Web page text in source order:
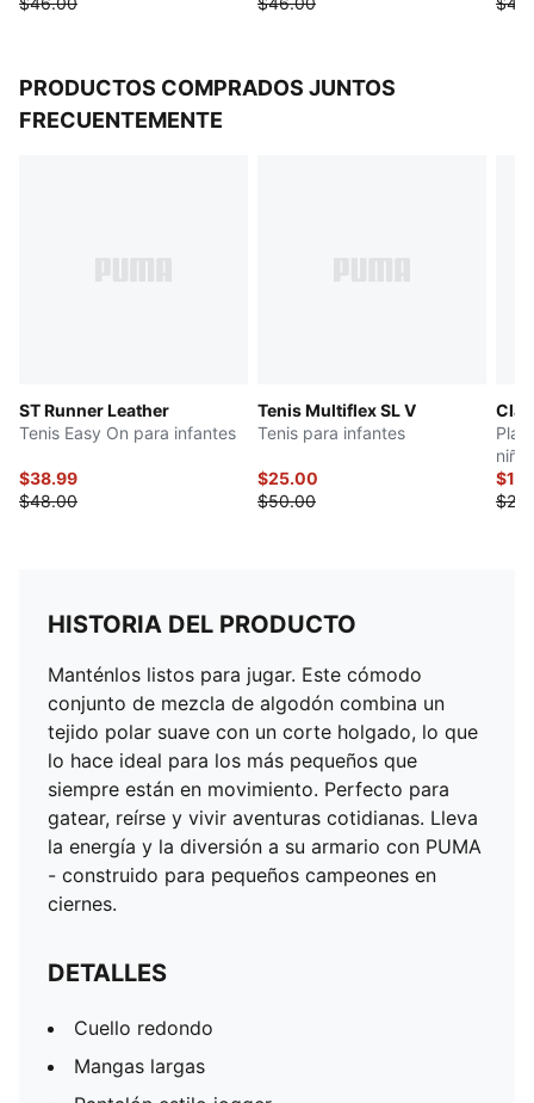
PRODUCTOS COMPRADOS JUNTOS
FRECUENTEMENTE
ST Runner Leather
Tenis Easy On para infantes
$38.99
$48.00
Tenis Multiflex SL V
Tenis para infantes
$25.00
$50.00
HISTORIA DEL PRODUCTO
Manténlos listos para jugar. Este cómodo
conjunto de mezcla de algodón combina un
tejido polar suave con un corte holgado, lo que
lo hace ideal para los más pequeños que
siempre están en movimiento. Perfecto para
gatear, reírse y vivir aventuras cotidianas. Lleva
la energía y la diversión a su armario con PUMA
- construido para pequeños campeones en
ciernes.
DETALLES
Cuello redondo
Mangas largas